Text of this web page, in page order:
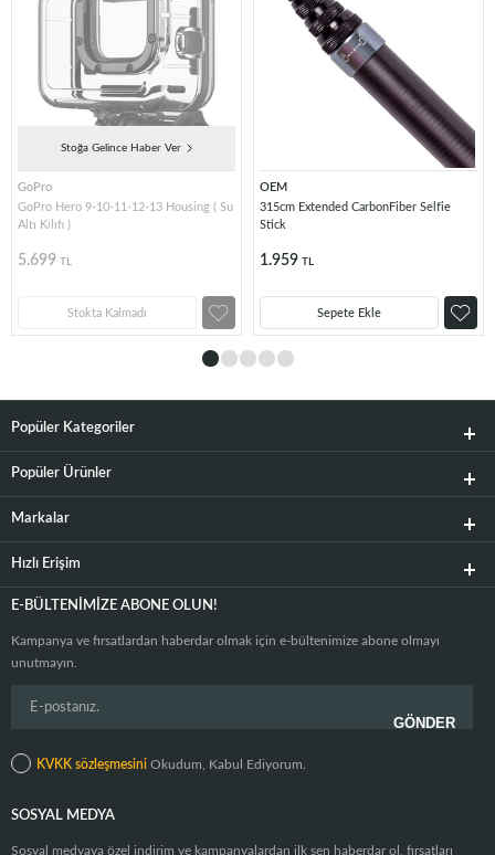
Stoğa Gelince Haber Ver
GoPro
GoPro Hero 9-10-11-12-13 Housing ( Su
Altı Kılıfı )
5.699 TL
Stokta Kalmadı
OEM
315cm Extended CarbonFiber Selfie
Stick
1.959 TL
Sepete Ekle
Popüler Kategoriler
Popüler Ürünler
Markalar
Hızlı Erişim
E-BÜLTENIMIZE ABONE OLUN!
Kampanya ve fırsatlardan haberdar olmak için e-bültenimize abone olmayı
unutmayın.
KVKK sözleşmesini Okudum, Kabul Ediyorum.
SOSYAL MEDYA
Sosyal medyaya özel indirim ve kampanyalardan ilk sen haberdar ol, fırsatları